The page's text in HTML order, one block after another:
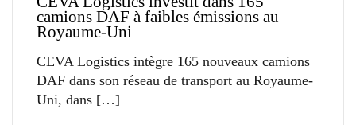
camions DAF à faibles émissions au
Royaume-Uni
CEVA Logistics intègre 165 nouveaux camions
DAF dans son réseau de transport au Royaume-
Uni, dans